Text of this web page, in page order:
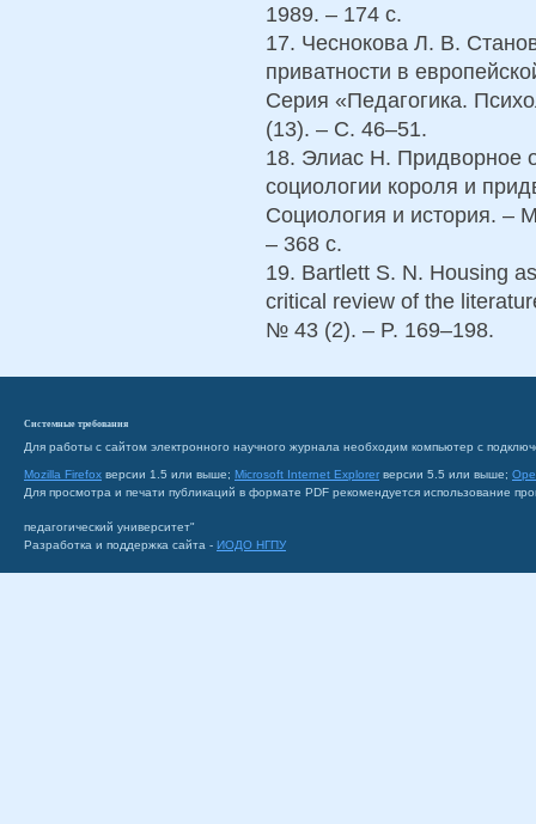
1989. – 174 с.
17. Чеснокова Л. В.
приватности в
Серия «Педагогика.
(13). – С. 46–51.
18. Элиас Н. Придворное
социологии короля и
Социология и история. –
– 368 с.
19. Bartlett S. N. Housing
critical review of the
№ 43 (2). – P. 169–198.
Системные требования
Для работы с сайтом электронного научного журнала необходим компьютер с
Mozilla Firefox версии 1.5 или выше; Microsoft Internet Explorer версии 5.5 или выше;
Для просмотра и печати публикаций в формате PDF рекомендуется использование
педагогический университет"
Разработка и поддержка сайта - ИОДО НГПУ